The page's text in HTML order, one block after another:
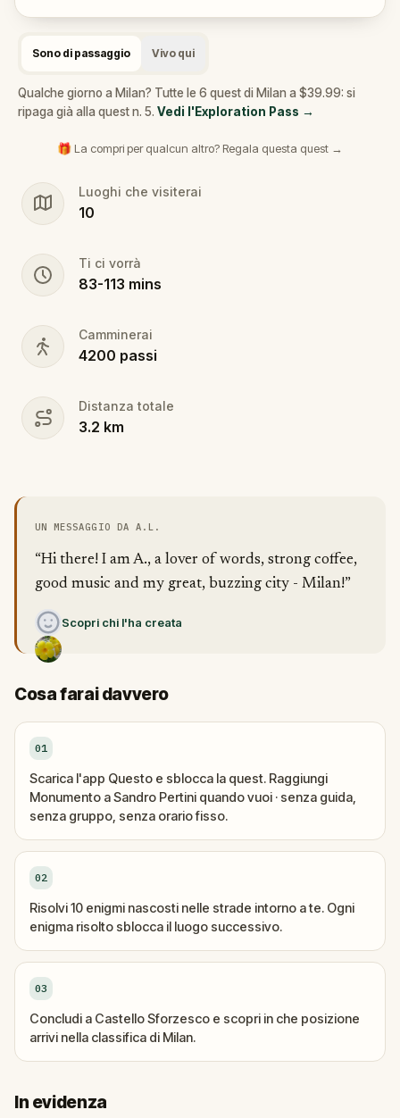
Sono di passaggio Vivo qui
Qualche giorno a Milan? Tutte le 6 quest di Milan a $39.99: si
ripaga già alla quest n. 5. Vedi l'Exploration Pass →
🎁 La compri per qualcun altro? Regala questa quest →
Luoghi che visiterai
10
Ti ci vorrà
83-113 mins
Camminerai
4200 passi
Distanza totale
3.2 km
UN MESSAGGIO DA A.L.
“Hi there! I am A., a lover of words, strong coffee,
good music and my great, buzzing city - Milan!”
Scopri chi l'ha creata
Cosa farai davvero
01
Scarica l'app Questo e sblocca la quest. Raggiungi
Monumento a Sandro Pertini quando vuoi · senza guida,
senza gruppo, senza orario fisso.
02
Risolvi 10 enigmi nascosti nelle strade intorno a te. Ogni
enigma risolto sblocca il luogo successivo.
03
Concludi a Castello Sforzesco e scopri in che posizione
arrivi nella classifica di Milan.
In evidenza